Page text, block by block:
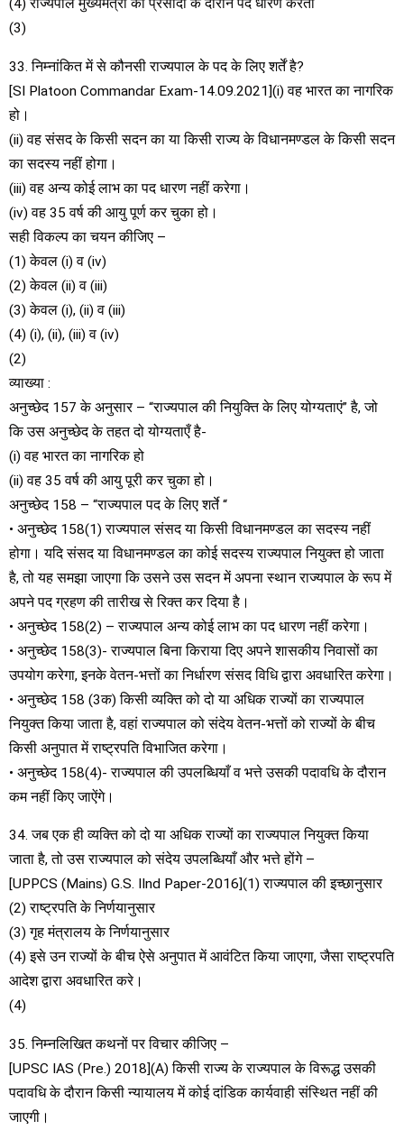
(4) राज्यपाल मुख्यमंत्री की प्रसादी के दौरान पद धारण करता
(3)
33. निम्नांकित में से कौनसी राज्यपाल के पद के लिए शर्तें है?
[SI Platoon Commandar Exam-14.09.2021](i) वह भारत का नागरिक
हो।
(ii) वह संसद के किसी सदन का या किसी राज्य के विधानमण्डल के किसी सदन
का सदस्य नहीं होगा।
(iii) वह अन्य कोई लाभ का पद धारण नहीं करेगा।
(iv) वह 35 वर्ष की आयु पूर्ण कर चुका हो।
सही विकल्प का चयन कीजिए –
(1) केवल (i) व (iv)
(2) केवल (ii) व (iii)
(3) केवल (i), (ii) व (iii)
(4) (i), (ii), (iii) व (iv)
(2)
व्याख्या :
अनुच्छेद 157 के अनुसार – “राज्यपाल की नियुक्ति के लिए योग्यताएं” है, जो
कि उस अनुच्छेद के तहत दो योग्यताएँ है-
(i) वह भारत का नागरिक हो
(ii) वह 35 वर्ष की आयु पूरी कर चुका हो।
अनुच्छेद 158 – “राज्यपाल पद के लिए शर्ते “
• अनुच्छेद 158(1) राज्यपाल संसद या किसी विधानमण्डल का सदस्य नहीं
होगा। यदि संसद या विधानमण्डल का कोई सदस्य राज्यपाल नियुक्त हो जाता
है, तो यह समझा जाएगा कि उसने उस सदन में अपना स्थान राज्यपाल के रूप में
अपने पद ग्रहण की तारीख से रिक्त कर दिया है।
• अनुच्छेद 158(2) – राज्यपाल अन्य कोई लाभ का पद धारण नहीं करेगा।
• अनुच्छेद 158(3)- राज्यपाल बिना किराया दिए अपने शासकीय निवासों का
उपयोग करेगा, इनके वेतन-भत्तों का निर्धारण संसद विधि द्वारा अवधारित करेगा।
• अनुच्छेद 158 (3क) किसी व्यक्ति को दो या अधिक राज्यों का राज्यपाल
नियुक्त किया जाता है, वहां राज्यपाल को संदेय वेतन-भत्तों को राज्यों के बीच
किसी अनुपात में राष्ट्रपति विभाजित करेगा।
• अनुच्छेद 158(4)- राज्यपाल की उपलब्धियाँ व भत्ते उसकी पदावधि के दौरान
कम नहीं किए जाऐंगे।
34. जब एक ही व्यक्ति को दो या अधिक राज्यों का राज्यपाल नियुक्त किया
जाता है, तो उस राज्यपाल को संदेय उपलब्धियाँ और भत्ते होंगे –
[UPPCS (Mains) G.S. IInd Paper-2016](1) राज्यपाल की इच्छानुसार
(2) राष्ट्रपति के निर्णयानुसार
(3) गृह मंत्रालय के निर्णयानुसार
(4) इसे उन राज्यों के बीच ऐसे अनुपात में आवंटित किया जाएगा, जैसा राष्ट्रपति
आदेश द्वारा अवधारित करे।
(4)
35. निम्नलिखित कथनों पर विचार कीजिए –
[UPSC IAS (Pre.) 2018](A) किसी राज्य के राज्यपाल के विरूद्ध उसकी
पदावधि के दौरान किसी न्यायालय में कोई दांडिक कार्यवाही संस्थित नहीं की
जाएगी।